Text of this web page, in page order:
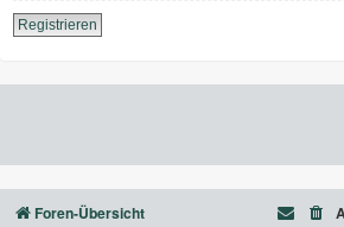
Registrieren
Foren-Übersicht